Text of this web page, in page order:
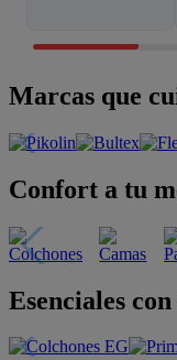
Marcas que
Confort a tu
Esenciales